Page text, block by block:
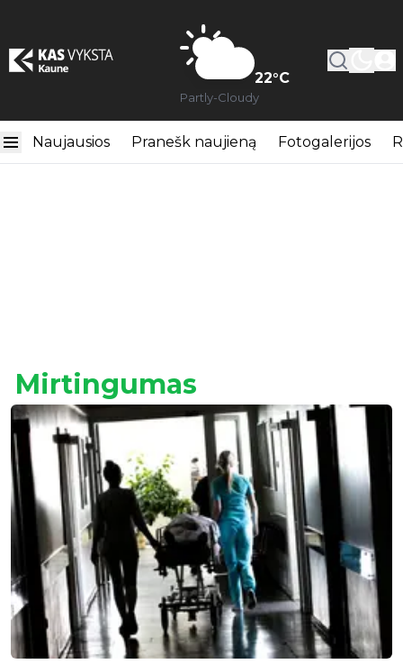
22°C
Partly-Cloudy
Naujausios Pranešk naujieną Fotogalerijos
Mirtingumas